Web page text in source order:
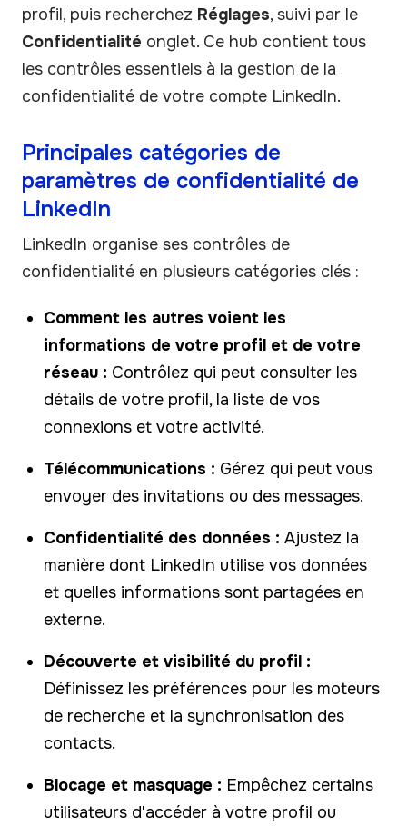
profil, puis recherchez Réglages, suivi par le
Confidentialité onglet. Ce hub contient tous
les contrôles essentiels à la gestion de la
confidentialité de votre compte LinkedIn.
Principales catégories de
paramètres de confidentialité de
LinkedIn
LinkedIn organise ses contrôles de
confidentialité en plusieurs catégories clés :
Comment les autres voient les
informations de votre profil et de votre
réseau : Contrôlez qui peut consulter les
détails de votre profil, la liste de vos
connexions et votre activité.
Télécommunications : Gérez qui peut vous
envoyer des invitations ou des messages.
Confidentialité des données : Ajustez la
manière dont LinkedIn utilise vos données
et quelles informations sont partagées en
externe.
Découverte et visibilité du profil :
Définissez les préférences pour les moteurs
de recherche et la synchronisation des
contacts.
Blocage et masquage : Empêchez certains
utilisateurs d'accéder à votre profil ou